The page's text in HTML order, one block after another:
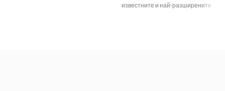
известните и най-разширените